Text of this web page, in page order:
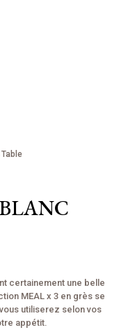
certainement une belle
MEAL x 3 en grès se
utiliserez selon vos
appétit.